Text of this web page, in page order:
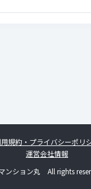
規約・プライバシーポリ
運営会社情報
ンション丸 All rights